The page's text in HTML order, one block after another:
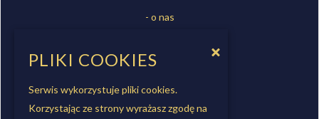
- o nas
- kontakt
OBSERWUJ NAS
PLIKI COOKIES
Serwis wykorzystuje pliki cookies.
Korzystając ze strony wyrażasz zgodę na